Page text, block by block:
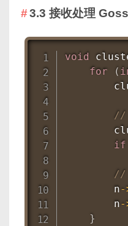
3.3 接收处理
void
for
(
//
if
//
        n
-
        n
-
}